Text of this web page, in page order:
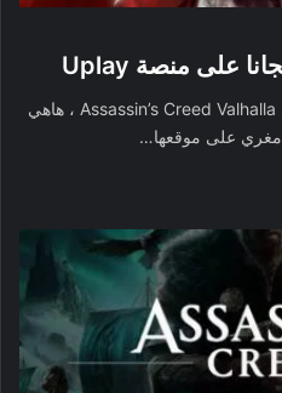
بعد الاعلان الرسمي عن اصدار لعبة Assassin’s Creed Valhalla ، هاهي